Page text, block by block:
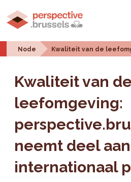
Node Kwaliteit van de
Kwaliteit van de
leefomgeving:
neemt deel
internationaal